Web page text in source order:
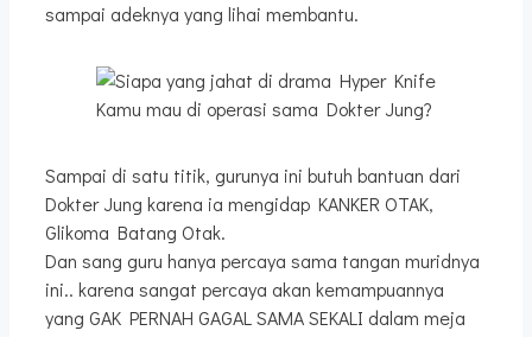
sampai adeknya yang lihai membantu.
Kamu mau di operasi sama Dokter Jung?
Sampai di satu titik, gurunya ini butuh bantuan dari
Dokter Jung karena ia mengidap KANKER OTAK,
Glikoma Batang Otak.
Dan sang guru hanya percaya sama tangan muridnya
ini.. karena sangat percaya akan kemampuannya
yang GAK PERNAH GAGAL SAMA SEKALI dalam meja